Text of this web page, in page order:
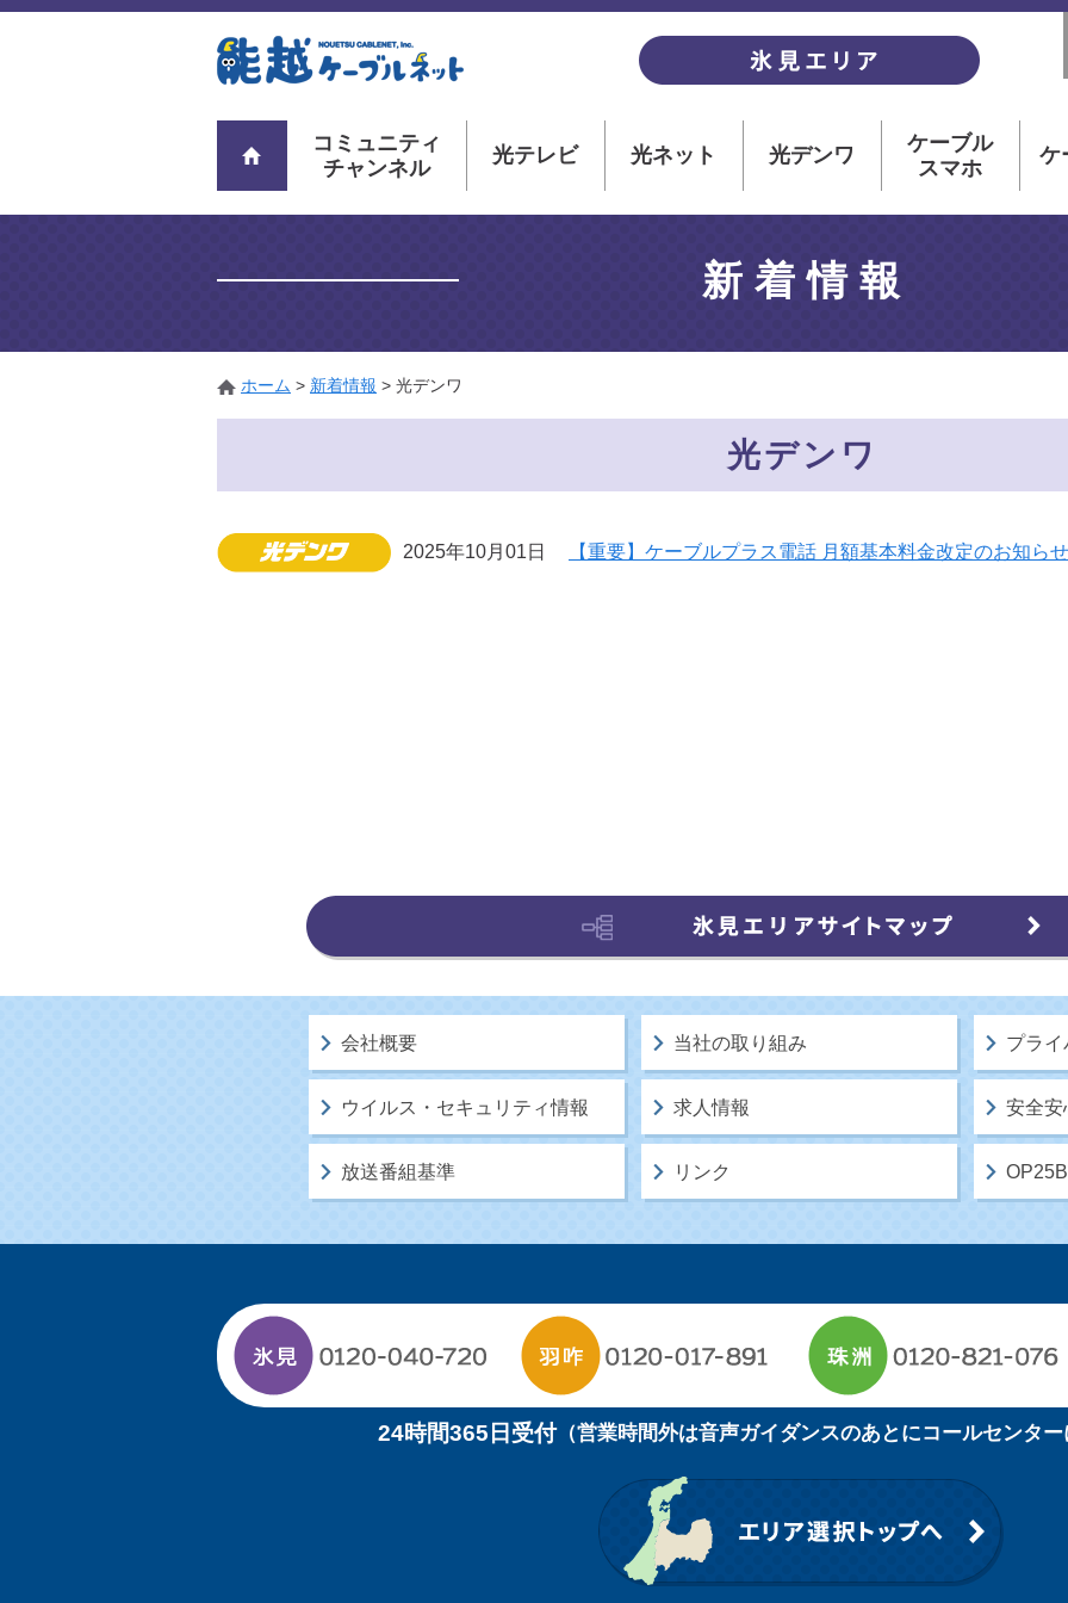
コミュニティ
チャンネル
光テレビ 光ネット 光デンワ
ケーブル
スマホ
ケ
新着情報
ホーム > 新着情報 > 光デンワ
光デンワ
2025年10月01日 【重要】ケーブルプラス電話 月額基本料金改定のお知らせ
会社概要 当社の取り組み プライ
ウイルス・セキュリティ情報 求人情報 安全安
放送番組基準 リンク
24時間365日受付（営業時間外は音声ガイダンスのあとにコールセンター